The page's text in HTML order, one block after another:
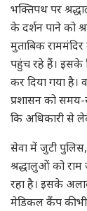
भक्तिपथ पर
के दर्शन पाने को
मुताबिक
पहुंच रहे हैं। इसके
कर दिया गया है।
प्रशासन को
कि अधिकारी से
सेवा में जुटी पुलिस,
श्रद्धालुओं को
रहा है। इसके
मेडिकल कैंप की भी